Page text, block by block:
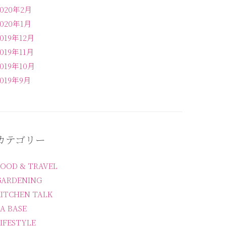
年2月
年1月
年12月
年11月
年10月
年9月
テゴリー
& TRAVEL
TALK
BASE